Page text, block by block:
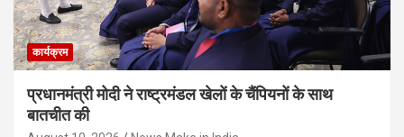
कार्यक्रम
प्रधानमंत्री मोदी ने राष्ट्रमंडल खेलों के चैंपियनों के साथ
बातचीत की